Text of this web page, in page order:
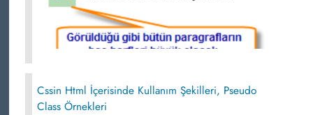
Cssin Html İçerisinde Kullanım Şekilleri, Pseudo
Class Örnekleri